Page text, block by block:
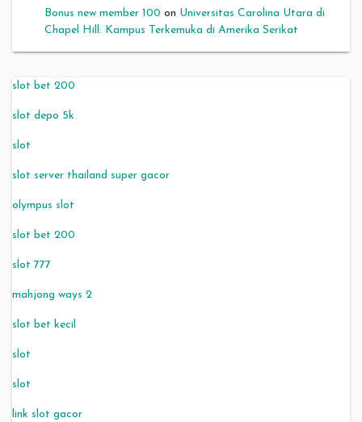
Bonus new member 100 on Universitas Carolina Utara di
Chapel Hill: Kampus Terkemuka di Amerika Serikat
slot bet 200
slot depo 5k
slot
slot server thailand super gacor
olympus slot
slot bet 200
slot 777
mahjong ways 2
slot bet kecil
slot
slot
link slot gacor